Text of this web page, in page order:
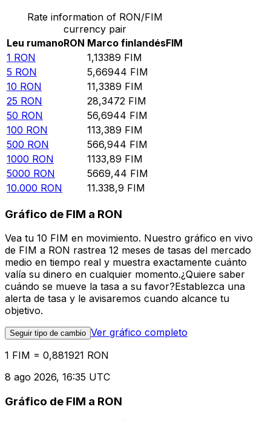
Rate information of RON/FIM
currency pair
Leu rumanoRON Marco finlandésFIM
1 RON 1,13389 FIM
5 RON 5,66944 FIM
10 RON 11,3389 FIM
25 RON 28,3472 FIM
50 RON 56,6944 FIM
100 RON 113,389 FIM
500 RON 566,944 FIM
1000 RON 1133,89 FIM
5000 RON 5669,44 FIM
10.000 RON 11.338,9 FIM
Gráfico de FIM a RON
Vea tu 10 FIM en movimiento. Nuestro gráfico en vivo
de FIM a RON rastrea 12 meses de tasas del mercado
medio en tiempo real y muestra exactamente cuánto
valía su dinero en cualquier momento.¿Quiere saber
cuándo se mueve la tasa a su favor?Establezca una
alerta de tasa y le avisaremos cuando alcance tu
objetivo.
Seguir tipo de cambio Ver gráfico completo
1 FIM = 0,881921 RON
8 ago 2026, 16:35 UTC
Gráfico de FIM a RON